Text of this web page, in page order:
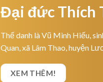
Đại đức Thích
Thế danh là Vũ Minh Hiếu,
Quan, xã Lâm Thao, huyện
XEM THÊM!